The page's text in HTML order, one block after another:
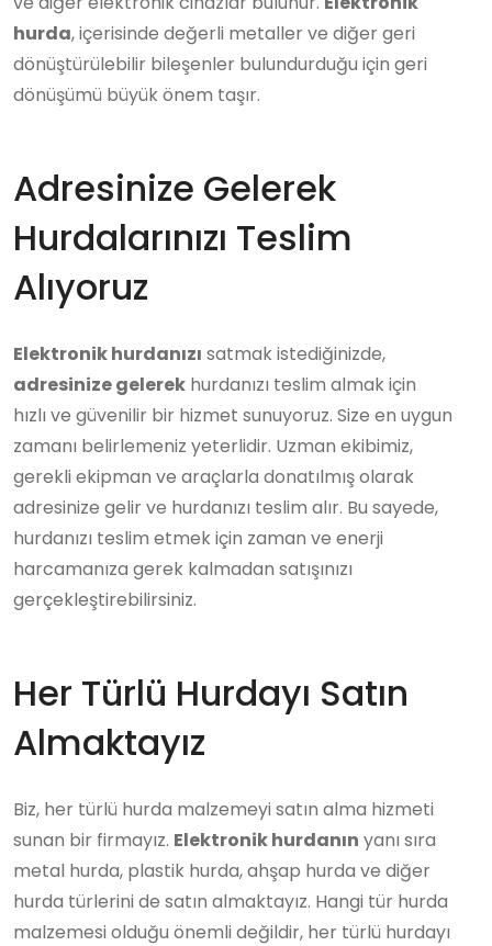
hurda, içerisinde değerli metaller ve diğer geri
dönüştürülebilir bileşenler bulundurduğu için geri
dönüşümü büyük önem taşır.
Adresinize Gelerek
Hurdalarınızı Teslim
Alıyoruz
Elektronik hurdanızı satmak istediğinizde,
adresinize gelerek hurdanızı teslim almak için
hızlı ve güvenilir bir hizmet sunuyoruz. Size en uygun
zamanı belirlemeniz yeterlidir. Uzman ekibimiz,
gerekli ekipman ve araçlarla donatılmış olarak
adresinize gelir ve hurdanızı teslim alır. Bu sayede,
hurdanızı teslim etmek için zaman ve enerji
harcamanıza gerek kalmadan satışınızı
gerçekleştirebilirsiniz.
Her Türlü Hurdayı Satın
Almaktayız
Biz, her türlü hurda malzemeyi satın alma hizmeti
sunan bir firmayız. Elektronik hurdanın yanı sıra
metal hurda, plastik hurda, ahşap hurda ve diğer
hurda türlerini de satın almaktayız. Hangi tür hurda
malzemesi olduğu önemli değildir, her türlü hurdayı